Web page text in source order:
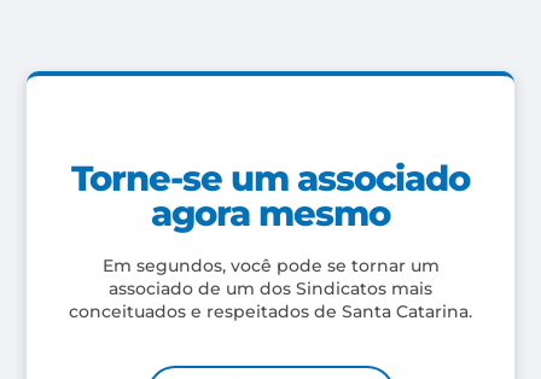
Torne-se um associado
agora mesmo
Em segundos, você pode se tornar um
associado de um dos Sindicatos mais
conceituados e respeitados de Santa Catarina.